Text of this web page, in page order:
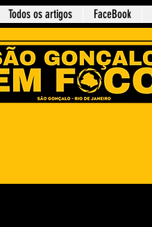
Todos os artigos FaceBook